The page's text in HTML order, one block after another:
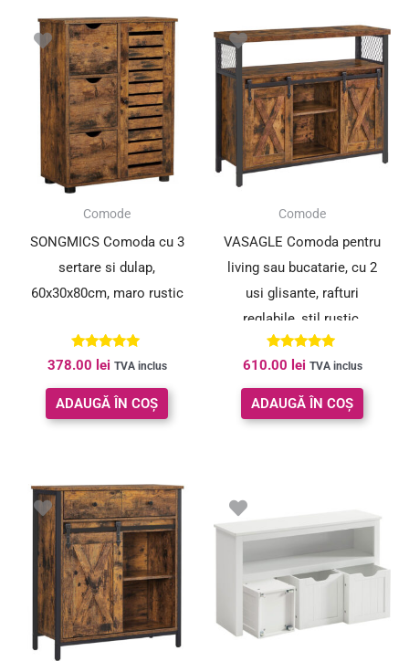
Comode
SONGMICS Comoda cu 3
sertare si dulap,
60x30x80cm, maro rustic
Evaluat la
5.00
din 5
378.00 lei TVA inclus
ADAUGĂ ÎN COȘ
Comode
VASAGLE Comoda pentru
living sau bucatarie, cu 2
usi glisante, rafturi
reglabile, stil rustic,
33x100x80cm, maro si
negru
Evaluat la
4.94
din 5
610.00 lei TVA inclus
ADAUGĂ ÎN COȘ